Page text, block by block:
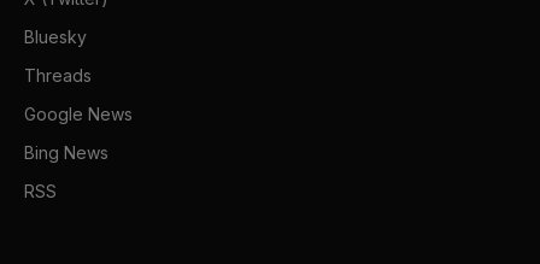
Bluesky
Threads
Google News
Bing News
RSS